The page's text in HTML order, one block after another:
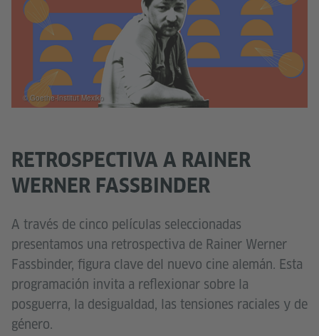
RETROSPECTIVA A RAINER
WERNER FASSBINDER
A través de cinco películas seleccionadas
presentamos una retrospectiva de Rainer Werner
Fassbinder, figura clave del nuevo cine alemán. Esta
programación invita a reflexionar sobre la
posguerra, la desigualdad, las tensiones raciales y de
género.
© Goethe-Institut Mexiko